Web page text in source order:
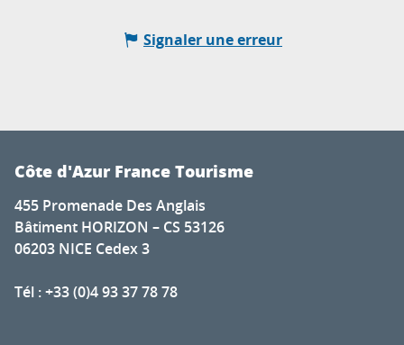
Signaler une erreur
Côte d'Azur France Tourisme
455 Promenade Des Anglais
Bâtiment HORIZON – CS 53126
06203 NICE Cedex 3
Tél : +33 (0)4 93 37 78 78